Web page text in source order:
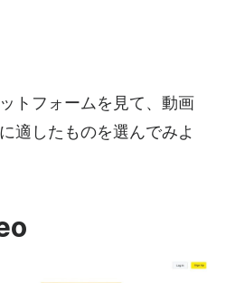
トフォームを見て、 動画
適したものを選んでみよ